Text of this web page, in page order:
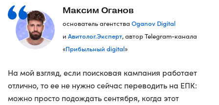
Максим Оганов
основатель агентства Oganov Digital
и Авитолог.Эксперт, автор Telegram-канала
«Прибыльный digital»
На мой взгляд, если поисковая кампания работает
отлично, то ее не нужно сейчас переводить на ЕПК:
можно просто подождать сентября, когда этот